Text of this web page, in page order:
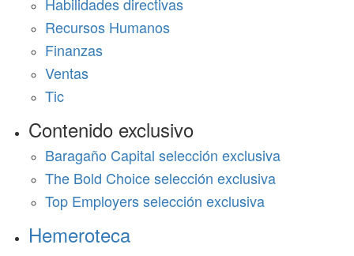
Recursos Humanos
Finanzas
Ventas
Tic
Contenido exclusivo
Baragaño Capital selección exclusiva
The Bold Choice selección exclusiva
Top Employers selección exclusiva
Hemeroteca